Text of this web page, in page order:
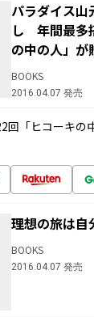
パラダイス山
し 年間最多
の中の人」が
BOOKS
2016.04.07 発売
回「ヒコーキの
理想の旅は自
BOOKS
2016.04.07 発売